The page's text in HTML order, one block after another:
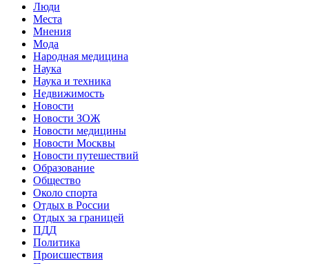
Люди
Места
Мнения
Мода
Народная медицина
Наука
Наука и техника
Недвижимость
Новости
Новости ЗОЖ
Новости медицины
Новости Москвы
Новости путешествий
Образование
Общество
Около спорта
Отдых в России
Отдых за границей
ПДД
Политика
Происшествия